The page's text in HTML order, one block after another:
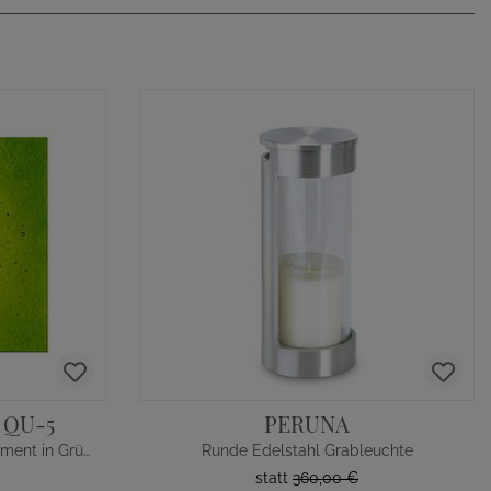
5
Modernes Grabstein Glasornament in Grün mit Blatt
PERUNA
Runde Edelstahl Grableuchte
statt 360,00 €